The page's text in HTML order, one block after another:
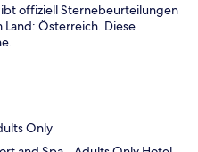
offiziell Sternebeurteilungen
Österreich. Diese
Only